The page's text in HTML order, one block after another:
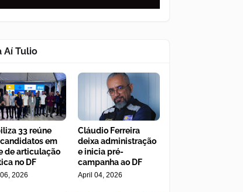
Aí Tulio
33 reúne
em
de articulação
no DF
2026
Cláudio Ferreira
deixa administração
e inicia pré-
campanha ao DF
April 04, 2026